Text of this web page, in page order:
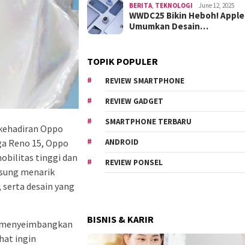
Oppo
Reno 15, Oppo
tinggi dan
menarik
desain yang
ingin
BERITA TEKNOLOGI June 12, 2025
WWDC25 Bikin Heboh! Apple
Umumkan Desain…
TOPIK POPULER
REVIEW SMARTPHONE
REVIEW GADGET
SMARTPHONE TERBARU
ANDROID
REVIEW PONSEL
BISNIS & KARIR